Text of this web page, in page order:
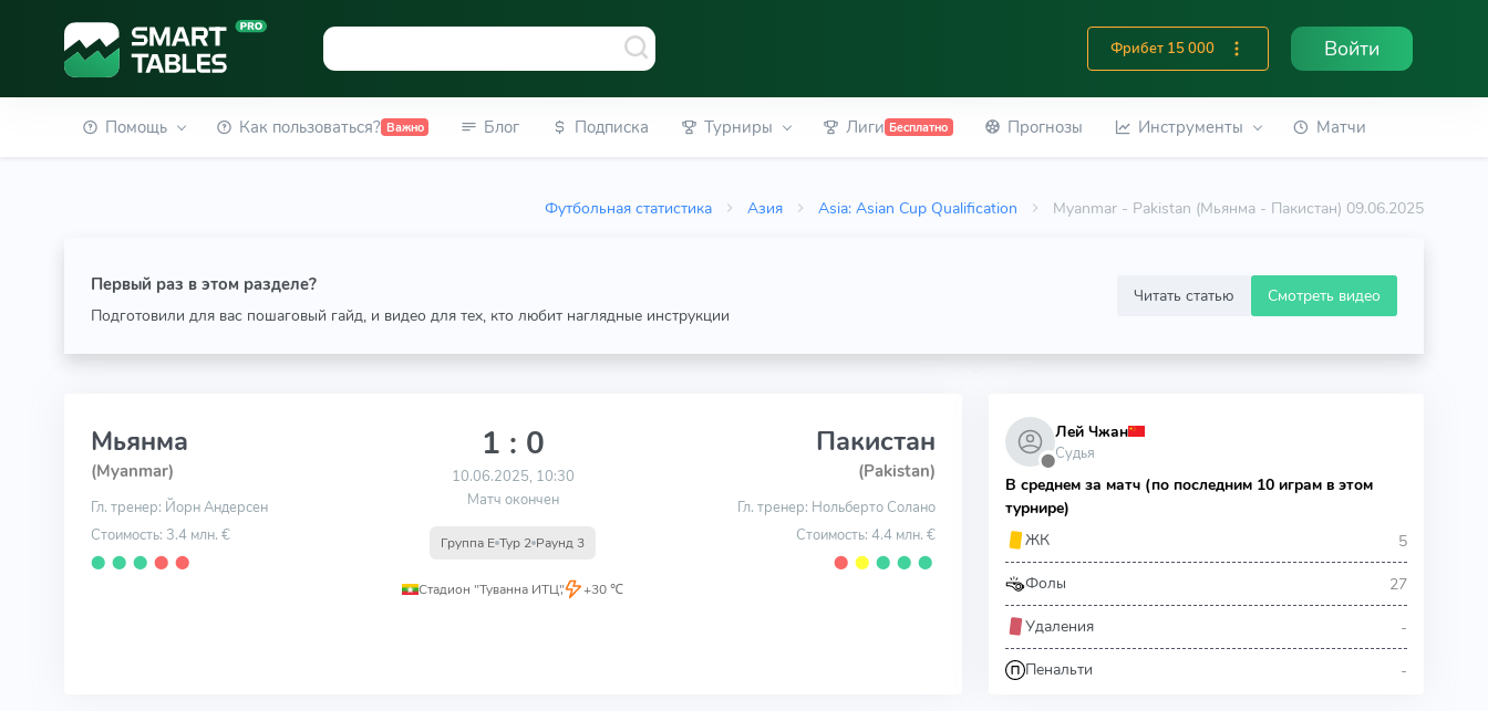
Фрибет 15 000 Войти
Помощь Как пользоваться? Важно Блог Подписка Турниры Лиги Бесплатно Прогнозы Инструменты Матчи
Футбольная статистика Азия Asia: Asian Cup Qualification Myanmar - Pakistan (Мьянма - Пакистан) 09.06.2025
Первый раз в этом разделе?
Подготовили для вас пошаговый гайд, и видео для тех, кто любит наглядные инструкции
Читать статью Смотреть видео
Мьянма
(Myanmar)
Гл. тренер: Йорн Андерсен
Стоимость: 3.4 млн. €
⬤ ⬤ ⬤ ⬤ ⬤
1 : 0
10.06.2025, 10:30
Матч окончен
Группа E Тур 2 Раунд 3
Стадион "Туванна ИТЦ"
, +30 ℃
Пакистан
(Pakistan)
Гл. тренер: Нольберто Солано
Стоимость: 4.4 млн. €
⬤ ⬤ ⬤ ⬤ ⬤
⬤
Лей Чжан
Судья
В среднем за матч (по последним 10 играм в этом
турнире)
ЖК
5
Фолы 27
Удаления -
Пенальти -